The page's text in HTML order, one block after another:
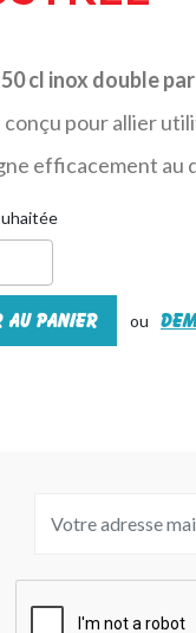
cl inox double
conçu pour allier
efficacement au
au panier ou